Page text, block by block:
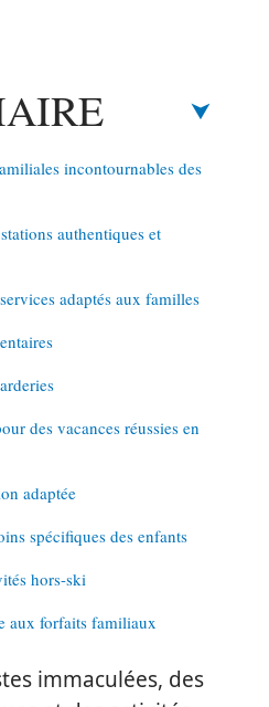
incontournables des
authentiques et
adaptés aux familles
des vacances réussies en
adaptée
spécifiques des enfants
hors-ski
aux forfaits familiaux
immaculées, des